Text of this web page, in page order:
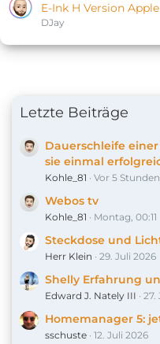
E-Ink H Version
DJay
Letzte Beiträge
Dauerschleife
sie einmal
Kohle_81 Vor 5 Stunden
Webos tv
Kohle_81 Montag, 00:11
Steckdose und
Herr Klein 29. Juli 2026
Shelly Erfahrung
Edward J. Nately III 27.
Homemanager 5:
sschuste 12. Juli 2026